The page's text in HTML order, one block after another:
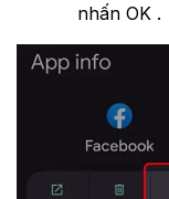
nhấn OK .